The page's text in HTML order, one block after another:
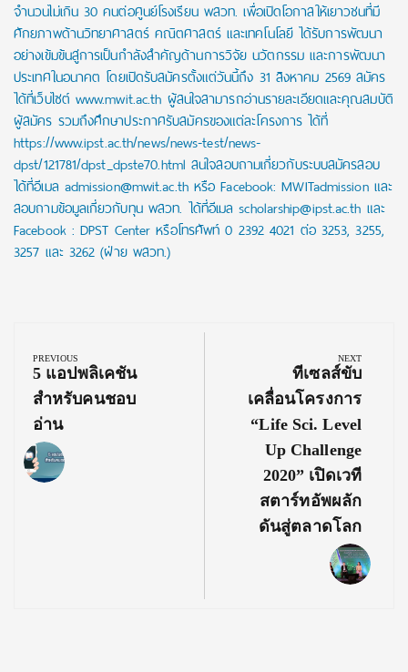
จำนวนไม่เกิน 30 คนต่อศูนย์โรงเรียน พสวท. เพื่อเปิดโอกาสให้เยาวชนที่มี
ศักยภาพด้านวิทยาศาสตร์ คณิตศาสตร์ และเทคโนโลยี ได้รับการพัฒนา
อย่างเข้มข้นสู่การเป็นกำลังสำคัญด้านการวิจัย นวัตกรรม และการพัฒนา
ประเทศในอนาคต โดยเปิดรับสมัครตั้งแต่วันนี้ถึง 31 สิงหาคม 2569 สมัคร
ได้ที่เว็บไซต์ www.mwit.ac.th ผู้สนใจสามารถอ่านรายละเอียดและคุณสมบัติ
ผู้สมัคร รวมถึงศึกษาประกาศรับสมัครของแต่ละโครงการ ได้ที่
https://www.ipst.ac.th/news/news-test/news-
dpst/121781/dpst_dpste70.html สนใจสอบถามเกี่ยวกับระบบสมัครสอบ
ได้ที่อีเมล admission@mwit.ac.th หรือ Facebook: MWITadmission และ
สอบถามข้อมูลเกี่ยวกับทุน พสวท. ได้ที่อีเมล scholarship@ipst.ac.th และ
Facebook : DPST Center หรือโทรศัพท์ 0 2392 4021 ต่อ 3253, 3255,
3257 และ 3262 (ฝ่าย พสวท.)
navigation
PREVIOUS
Previous
Post:
5 แอปพลิเคชัน
สำหรับคนชอบ
อ่าน
NEXT
Next
Post:
ทีเซลส์ขับ
เคลื่อนโครงการ
“Life Sci. Level
Up Challenge
2020” เปิดเวที
สตาร์ทอัพผลัก
ดันสู่ตลาดโลก